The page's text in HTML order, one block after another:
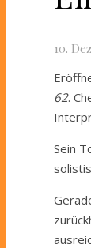
10.
62.
Sein